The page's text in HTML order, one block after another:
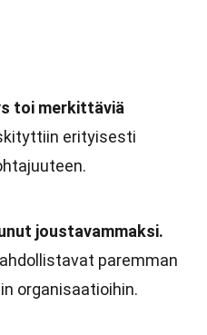
toi merkittäviä
erityisesti
joustavammaksi.
paremman
organisaatioihin.